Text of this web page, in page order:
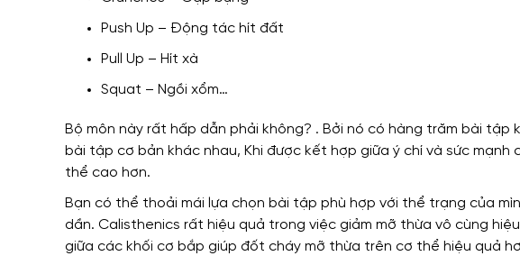
Push Up – Động tác hít đất
Pull Up – Hít xà
Squat – Ngồi xổm…
Bộ môn này rất hấp dẫn phải không? . Bởi nó có hàng trăm bài tập
bài tập cơ bản khác nhau, Khi được kết hợp giữa ý chí và sức mạnh
thể cao hơn.
Bạn có thể thoải mái lựa chọn bài tập phù hợp với thể trạng của
dần. Calisthenics rất hiệu quả trong việc giảm mỡ thừa vô cùng
giữa các khối cơ bắp giúp đốt cháy mỡ thừa trên cơ thể hiệu quả